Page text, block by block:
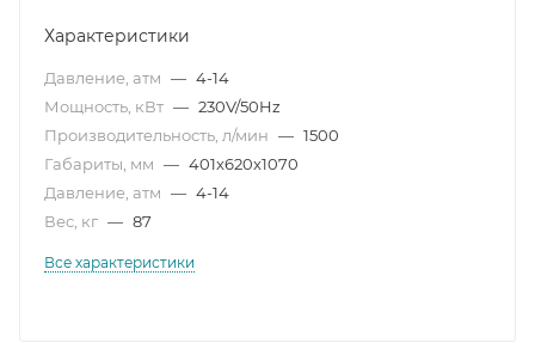
Характеристики
Давление, атм — 4-14
Мощность, кВт — 230V/50Hz
Производительность, л/мин — 1500
Габариты, мм — 401x620x1070
Давление, атм — 4-14
Вес, кг — 87
Все характеристики